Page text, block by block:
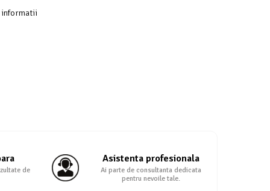
informatii
de
Asistenta profesionala
Ai parte de consultanta dedicata
pentru nevoile tale.